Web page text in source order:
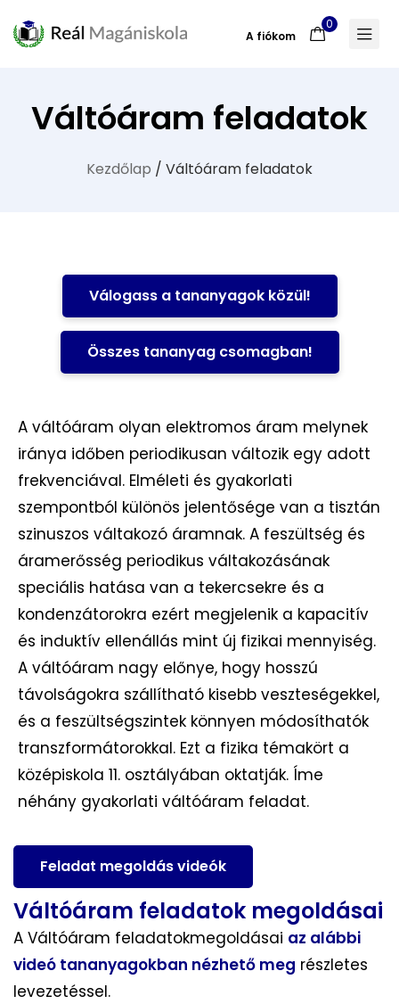
A fiókom
0
Váltóáram feladatok
Kezdőlap / Váltóáram feladatok
Válogass a tananyagok közül!
Összes tananyag csomagban!
A váltóáram olyan elektromos áram melynek
iránya időben periodikusan változik egy adott
frekvenciával. Elméleti és gyakorlati
szempontból különös jelentősége van a tisztán
szinuszos váltakozó áramnak. A feszültség és
áramerősség periodikus váltakozásának
speciális hatása van a tekercsekre és a
kondenzátorokra ezért megjelenik a kapacitív
és induktív ellenállás mint új fizikai mennyiség.
A váltóáram nagy előnye, hogy hosszú
távolságokra szállítható kisebb veszteségekkel,
és a feszültségszintek könnyen módosíthatók
transzformátorokkal. Ezt a fizika témakört a
középiskola 11. osztályában oktatják. Íme
néhány gyakorlati váltóáram feladat.
Feladat megoldás videók
Váltóáram feladatok megoldásai
A Váltóáram feladatokmegoldásai az alábbi
videó tananyagokban nézhető meg részletes
levezetéssel.